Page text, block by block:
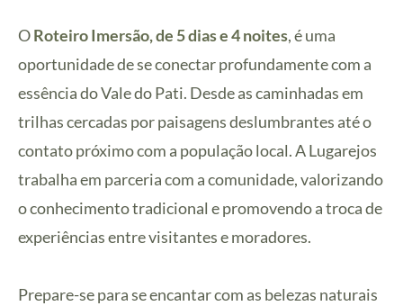
ORoteiro Imersão, de 5 dias e 4 noites, é uma
oportunidade de se conectar profundamente com a
essência do Vale do Pati. Desde as caminhadas em
trilhas cercadas por paisagens deslumbrantes até o
contato próximo com a população local. A Lugarejos
trabalha em parceria com a comunidade, valorizando
o conhecimento tradicional e promovendo a troca de
experiências entre visitantes e moradores.
Prepare-se para se encantar com as belezas naturais